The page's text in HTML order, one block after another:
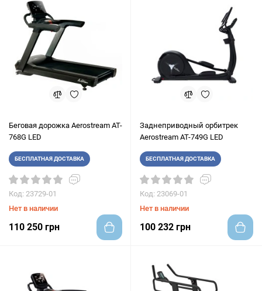
Беговая дорожка Aerostream AT-
768G LED
БЕСПЛАТНАЯ ДОСТАВКА
Код: 23729-01
Нет в наличии
110 250 грн
Заднеприводный орбитрек
Aerostream AT-749G LED
БЕСПЛАТНАЯ ДОСТАВКА
Код: 23069-01
Нет в наличии
100 232 грн